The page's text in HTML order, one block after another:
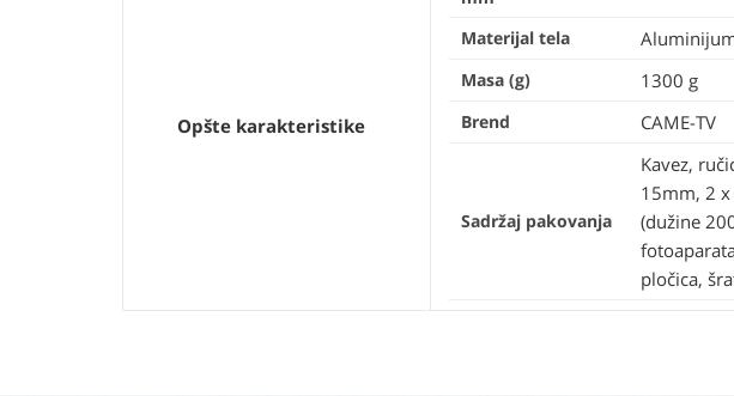
Opšte karakteristike
Materijal tela
Masa (g) 1300 g
Brend CAME-TV
Sadržaj pakovanja
Kavez,
15mm, 2
(dužine
pločica,